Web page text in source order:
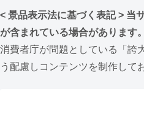
< 景品表示法に基づく表記 > 当
が含まれている場合があります。
消費者庁が問題としている「誇
う配慮しコンテンツを制作して